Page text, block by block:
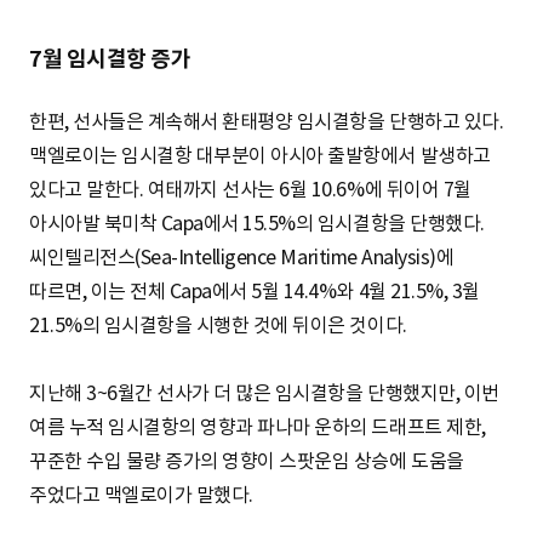
7월 임시결항 증가
한편, 선사들은 계속해서 환태평양 임시결항을 단행하고 있다.
맥엘로이는 임시결항 대부분이 아시아 출발항에서 발생하고
있다고 말한다. 여태까지 선사는 6월 10.6%에 뒤이어 7월
아시아발 북미착 Capa에서 15.5%의 임시결항을 단행했다.
씨인텔리전스(Sea-Intelligence Maritime Analysis)에
따르면, 이는 전체 Capa에서 5월 14.4%와 4월 21.5%, 3월
21.5%의 임시결항을 시행한 것에 뒤이은 것이다.
지난해 3~6월간 선사가 더 많은 임시결항을 단행했지만, 이번
여름 누적 임시결항의 영향과 파나마 운하의 드래프트 제한,
꾸준한 수입 물량 증가의 영향이 스팟운임 상승에 도움을
주었다고 맥엘로이가 말했다.